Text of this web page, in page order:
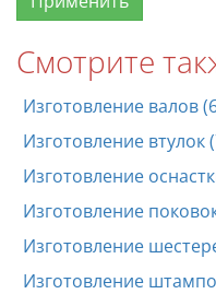
Смотрите
Изготовление валов
Изготовление втулок
Изготовление
Изготовление
Изготовление
Изготовление